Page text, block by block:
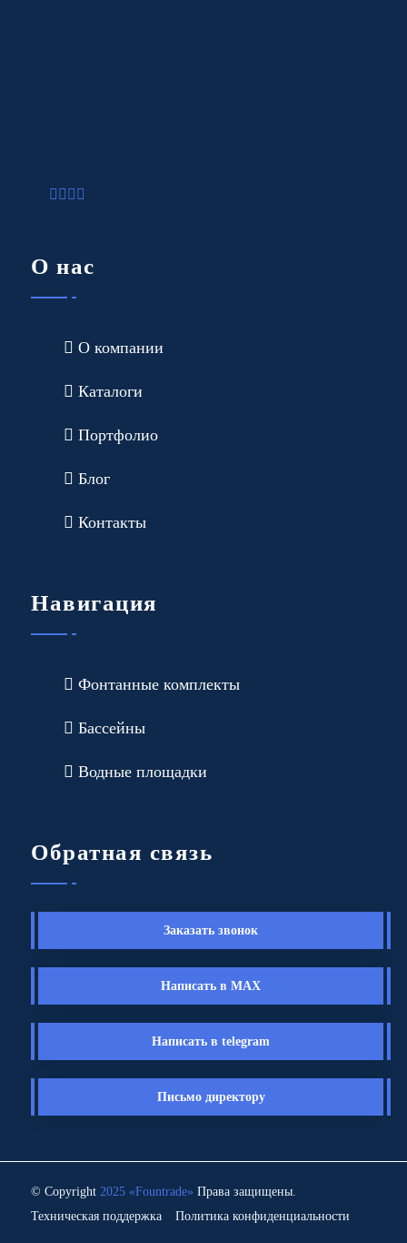
О нас
О компании
Каталоги
Портфолио
Блог
Контакты
Навигация
Фонтанные комплекты
Бассейны
Водные площадки
Обратная связь
Заказать звонок
Написать в MAX
Написать в telegram
Письмо директору
© Copyright 2025 «Fоuntrade» Права защищены.
Техническая поддержка
Политика конфиденциальности